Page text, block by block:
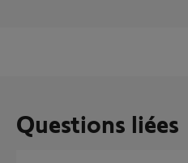
Questions liées